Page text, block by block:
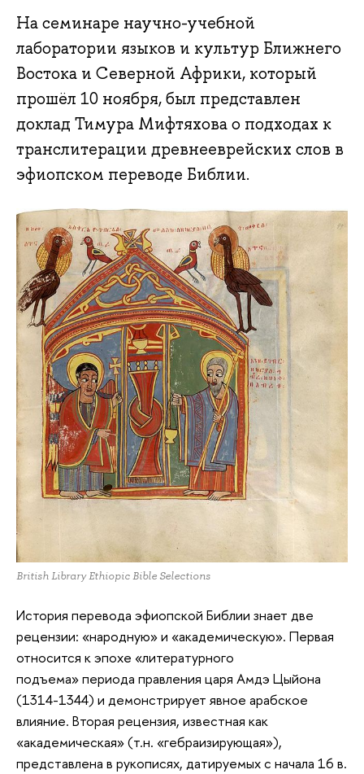
На семинаре научно-учебной
лаборатории языков и культур Ближнего
Востока и Северной Африки, который
прошёл 10 ноября, был представлен
доклад Тимура Мифтяхова о подходах к
транслитерации древнееврейских слов в
эфиопском переводе Библии.
British Library Ethiopic Bible Selections
История перевода эфиопской Библии знает две
рецензии: «народную» и «академическую». Первая
относится к эпохе «литературного
подъема» периода правления царя Амдэ Цыйона
(1314-1344) и демонстрирует явное арабское
влияние. Вторая рецензия, известная как
«академическая» (т.н. «гебраизирующая»),
представлена в рукописях, датируемых с начала 16 в.